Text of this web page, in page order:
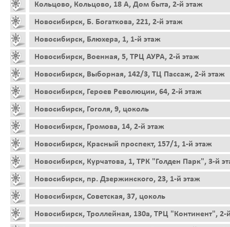
Кольцово, Кольцово, 18 А, Дом быта, 2-й этаж
Новосибирск, Б. Богаткова, 221, 2-й этаж
Новосибирск, Блюхера, 1, 1-й этаж
Новосибирск, Военная, 5, ТРЦ АУРА, 2-й этаж
Новосибирск, Выборная, 142/3, ТЦ Пассаж, 2-й этаж
Новосибирск, Героев Революции, 64, 2-й этаж
Новосибирск, Гоголя, 9, цоколь
Новосибирск, Громова, 14, 2-й этаж
Новосибирск, Красный проспект, 157/1, 1-й этаж
Новосибирск, Курчатова, 1, ТРК "Голден Парк", 3-й
Новосибирск, пр. Дзержинского, 23, 1-й этаж
Новосибирск, Советская, 37, цоколь
Новосибирск, Троллейная, 130а, ТРЦ "Континент", 2-